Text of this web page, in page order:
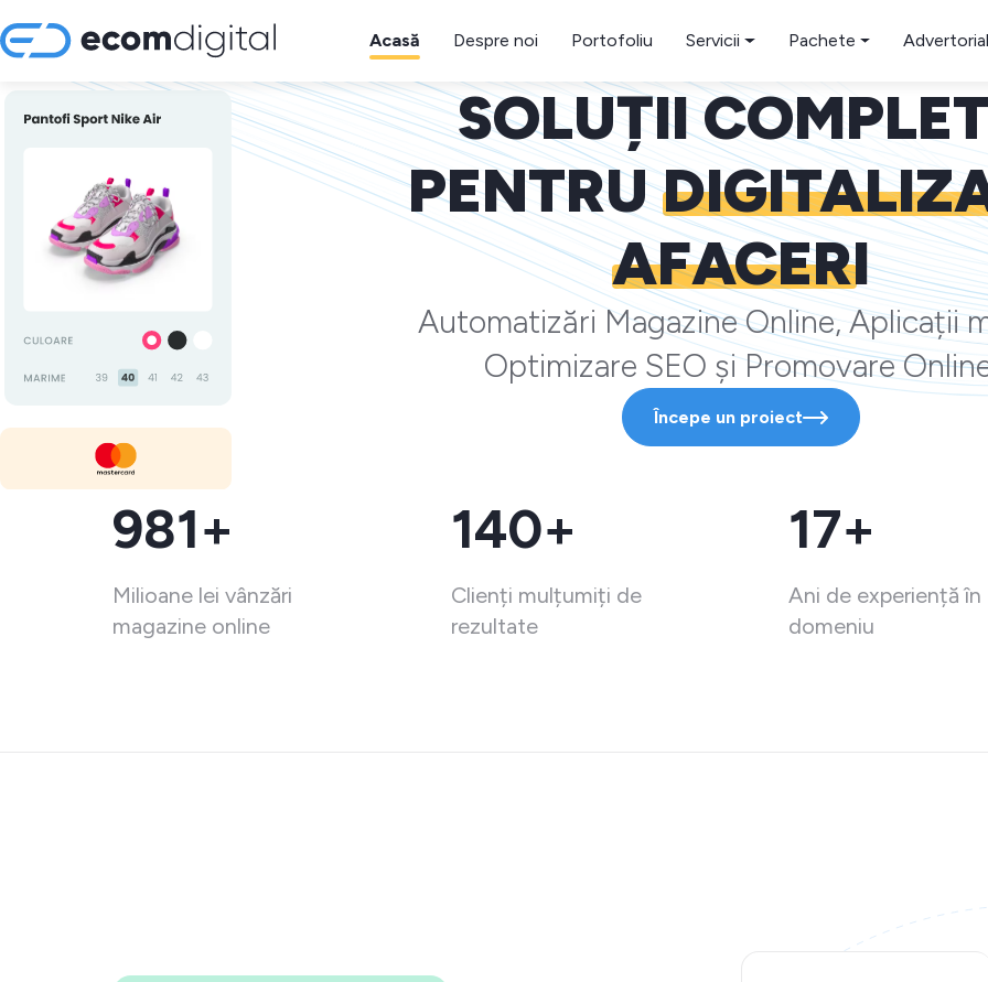
Acasă Despre noi Portofoliu Servicii Pachete
SOLUȚII
PENTRU
AFACERI
Automatizări Magazine Online, Aplicații
Optimizare SEO și Promovare
Începe un proiect
981+
Milioane lei vânzări
magazine online
140+
Clienți mulțumiți de
rezultate
17+
Ani de experiență în
domeniu